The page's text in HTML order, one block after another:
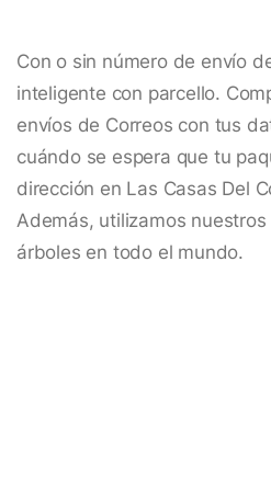
Con o sin número de envío
inteligente con parcello.
envíos de Correos con tus
cuándo se espera que tu
dirección en Las Casas Del
Además, utilizamos
árboles en todo el mundo.